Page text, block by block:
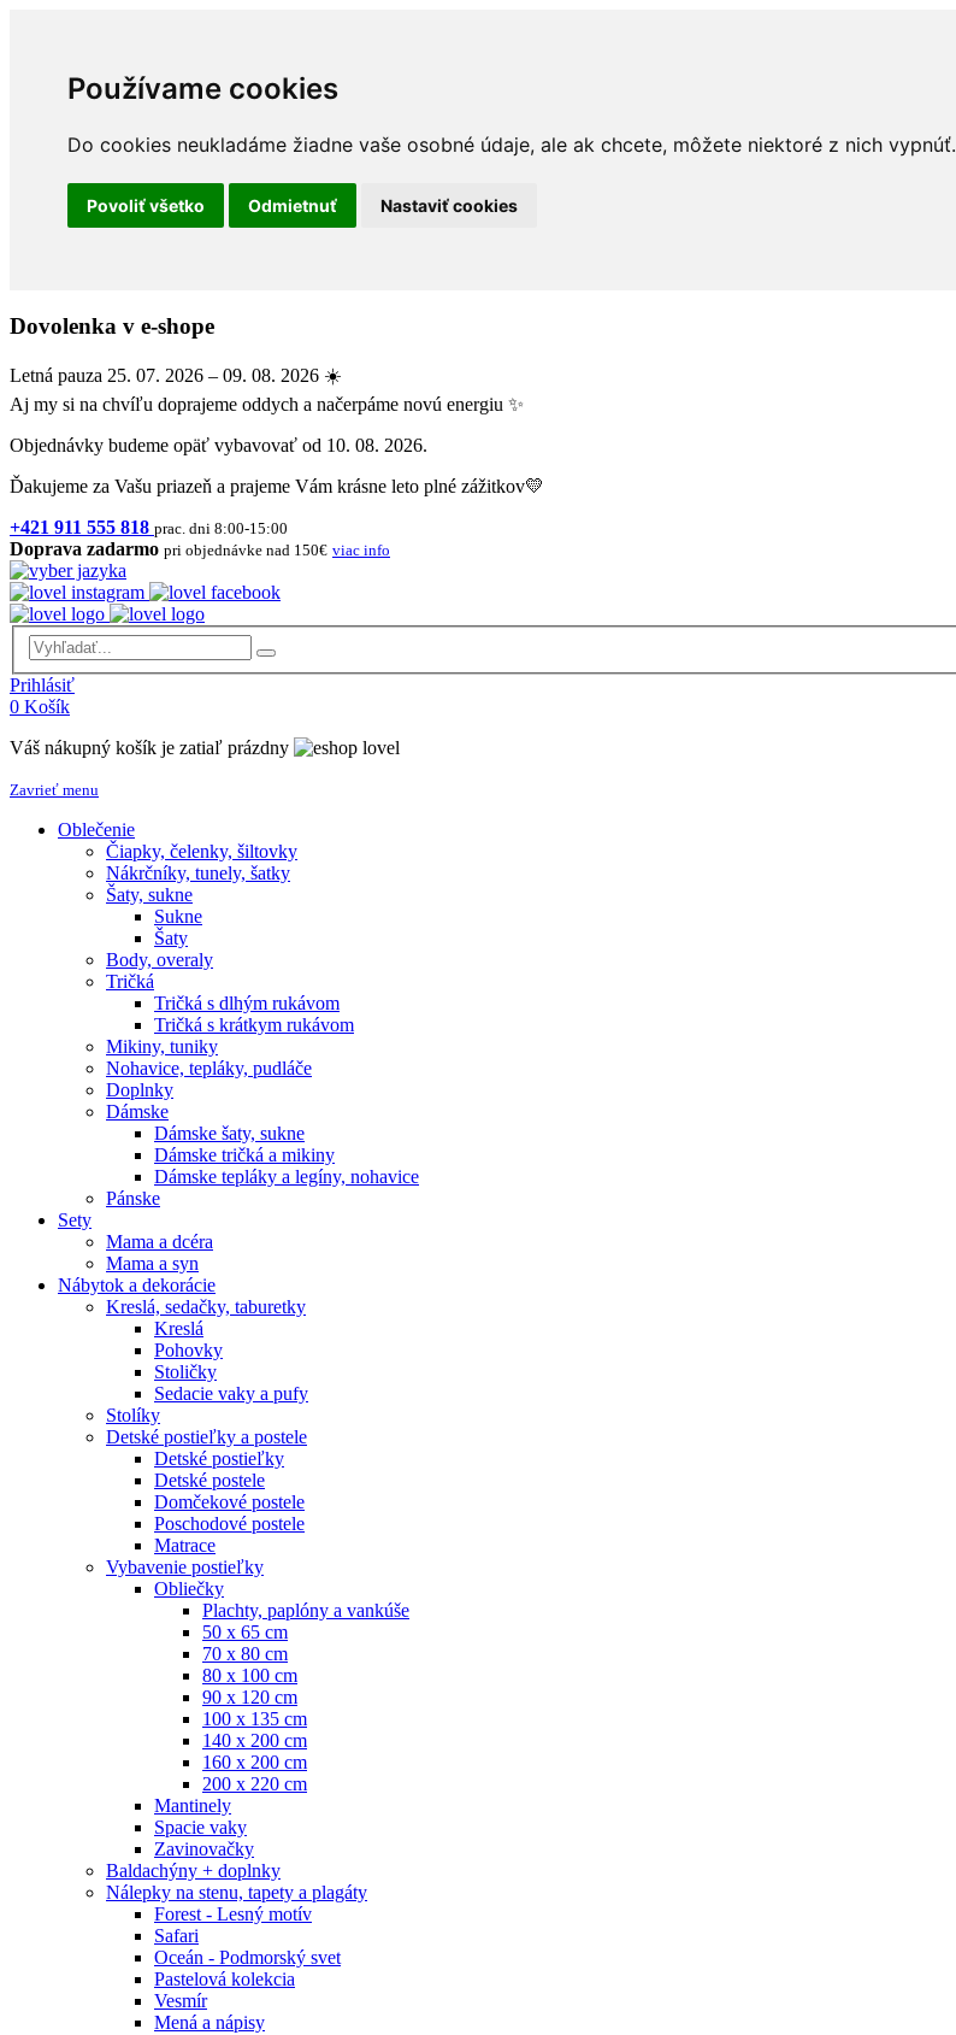
Používame cookies
Do cookies neukladáme žiadne vaše osobné údaje, ale ak chcete, môžete niektoré z nich vypnúť.
Povoliť všetko Odmietnuť Nastaviť cookies
Dovolenka v e-shope
Letná pauza 25. 07. 2026 – 09. 08. 2026 ☀️
Aj my si na chvíľu doprajeme oddych a načerpáme novú energiu ✨
Objednávky budeme opäť vybavovať od 10. 08. 2026.
Ďakujeme za Vašu priazeň a prajeme Vám krásne leto plné zážitkov💛
+421 911 555 818 prac. dni 8:00-15:00
Doprava zadarmo pri objednávke nad 150€ viac info
Prihlásiť
0 Košík
Váš nákupný košík je zatiaľ prázdny
Zavrieť menu
Oblečenie
Čiapky, čelenky, šiltovky
Nákrčníky, tunely, šatky
Šaty, sukne
Sukne
Šaty
Body, overaly
Tričká
Tričká s dlhým rukávom
Tričká s krátkym rukávom
Mikiny, tuniky
Nohavice, tepláky, pudláče
Doplnky
Dámske
Dámske šaty, sukne
Dámske tričká a mikiny
Dámske tepláky a legíny, nohavice
Pánske
Sety
Mama a dcéra
Mama a syn
Nábytok a dekorácie
Kreslá, sedačky, taburetky
Kreslá
Pohovky
Stoličky
Sedacie vaky a pufy
Stolíky
Detské postieľky a postele
Detské postieľky
Detské postele
Domčekové postele
Poschodové postele
Matrace
Vybavenie postieľky
Obliečky
Plachty, paplóny a vankúše
50 x 65 cm
70 x 80 cm
80 x 100 cm
90 x 120 cm
100 x 135 cm
140 x 200 cm
160 x 200 cm
200 x 220 cm
Mantinely
Spacie vaky
Zavinovačky
Baldachýny + doplnky
Nálepky na stenu, tapety a plagáty
Forest - Lesný motív
Safari
Oceán - Podmorský svet
Pastelová kolekcia
Vesmír
Mená a nápisy